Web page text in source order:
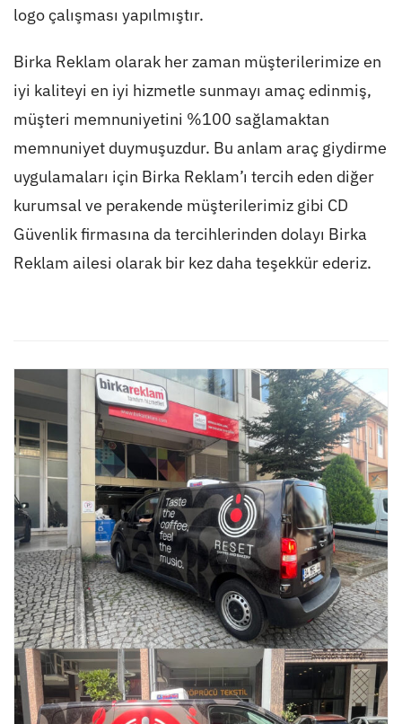
logo çalışması yapılmıştır.
Birka Reklam olarak her zaman müşterilerimize en
iyi kaliteyi en iyi hizmetle sunmayı amaç edinmiş,
müşteri memnuniyetini %100 sağlamaktan
memnuniyet duymuşuzdur. Bu anlam araç giydirme
uygulamaları için Birka Reklam’ı tercih eden diğer
kurumsal ve perakende müşterilerimiz gibi CD
Güvenlik firmasına da tercihlerinden dolayı Birka
Reklam ailesi olarak bir kez daha teşekkür ederiz.